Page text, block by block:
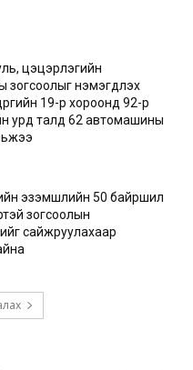
цэцэрлэгийн
нэмэгдүүлэх
19-р хороонд 92-р
урд талд 62 автомашины
эзэмшлийн 50 байршил
зогсоолын
сайжруулахаар